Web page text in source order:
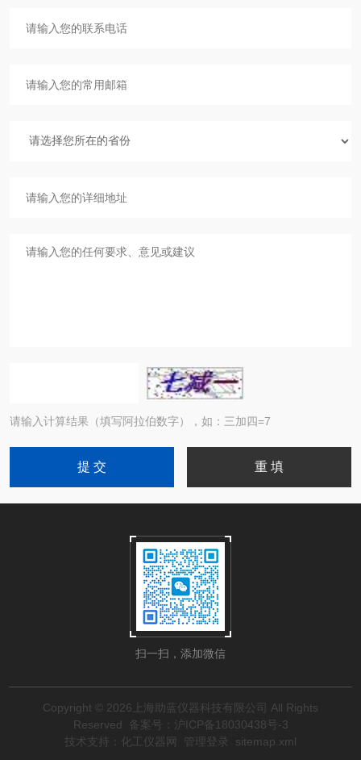
请输入计算结果（填写阿拉伯数字），如：三加四=7
扫一扫，添加微信
Copyright © 2026上海助蓝仪器科技有限公司 All Rights
Reserved
备案号：沪ICP备18030438号-3
技术支持： 化工仪器网 管理登录 sitemap.xml